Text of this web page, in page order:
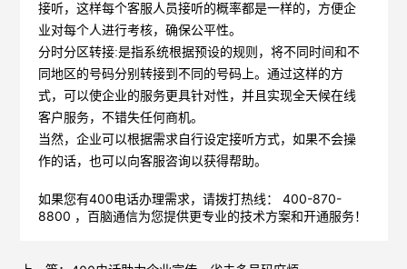
接听，这样每个客服人员接听的概率都是一样的，方便企
业对每个人进行考核，确保公平性。
分时分区转接:是指系统根据预设的规则，将不同时间和不
同地区的号码分别转接到不同的号码上。通过这样的方
式，可以使企业的服务更具针对性，并且实现全天候在线
客户服务，不错失任何商机。
当然，企业可以根据需求自行设定接听方式，如果不会操
作的话，也可以向客服咨询以获得帮助。
如果您有400电话办理需求，请拨打热线： 400-870-
8800 ，百脑通信为您提供更专业的技术方案和开通服务！